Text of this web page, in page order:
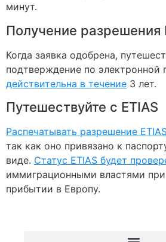
минут.
Получение разрешения
Когда заявка одобрена,
подтверждение по электронной
действительна в течение 3 лет.
Путешествуйте с ETIAS
Распечатывать разрешение
так как оно привязано к
виде. Статус ETIAS будет
иммиграционными властями
прибытии в Европу.